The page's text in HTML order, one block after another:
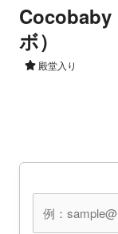
Cocobaby
ボ）
殿堂入り